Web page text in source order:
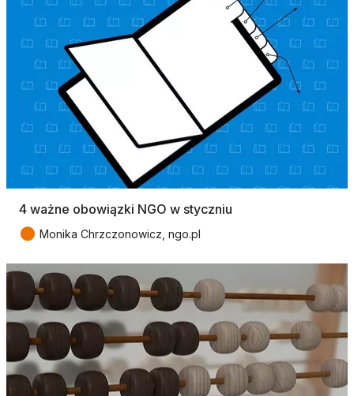
4 ważne obowiązki NGO w styczniu
● Monika Chrzczonowicz, ngo.pl